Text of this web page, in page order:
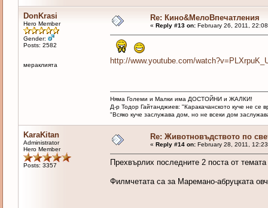
DonKrasi
Hero Member
Gender:
Posts: 2582
мераклията
Re: Кино&МелоВпечатления
« Reply #13 on:February 26, 2011,
http://www.youtube.com/
Няма Големи и Малки има ДОСТОЙНИ и ЖАЛКИ!
Д-р Тодор Гайтанджиев: "Каракачанското куче не
"Всяко куче заслужава дом, но не всеки дом
KaraKitan
Administrator
Hero Member
Posts: 3357
Re: Животновъдството по
« Reply #14 on:February 28, 2011,
Прехвърлих последните 2 поста от
Филмчетата са за Маремано-абруцката